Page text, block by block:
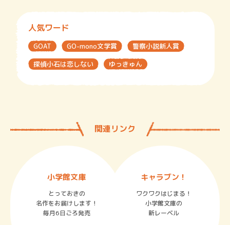
人気ワード
GOAT GO-mono文学賞
警察小説新人賞
探偵小石は恋しない
ゆっきゅん
関連リンク
小学館文庫
とっておきの
名作をお届けします！
毎月6日ごろ発売
キャラブン！
ワクワクはじまる！
小学館文庫の
新レーベル